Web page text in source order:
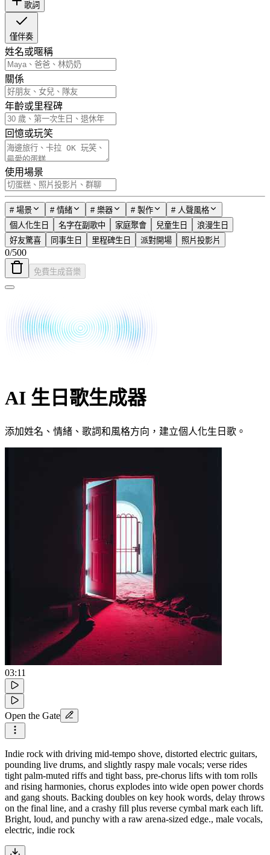
歌詞
僅伴奏
姓名或暱稱
關係
年齡或里程碑
回憶或玩笑
使用場景
# 場景 # 情緒 # 樂器 # 製作 # 人聲風格
個人化生日
名字在副歌中 家庭聚會 兒童生日
浪漫生日
好友驚喜
同事生日 里程碑生日 派對開場 照片投影片
0/500
免費生成音樂
AI 生日歌生成器
添加姓名、情緒、歌詞和風格方向，建立個人化生日歌。
03:11
Open the Gate
Indie rock with driving mid-tempo shove, distorted electric guitars,
pounding live drums, and slightly raspy male vocals; verse rides
tight palm-muted riffs and tight bass, pre-chorus lifts with tom rolls
and rising harmonies, chorus explodes into wide open power chords
and gang shouts. Backing doubles on key hook words, delay throws
on the final line, and a crashy fill plus reverse cymbal mark each lift.
Bright, loud, and punchy with a raw arena-sized edge., male vocals,
electric, indie rock